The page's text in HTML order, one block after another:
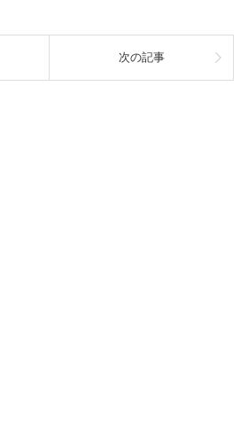
次の記事